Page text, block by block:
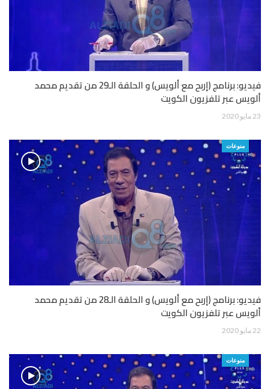
فيديو: برنامج (إربح مع ألويس) و الحلقة الـ29 من تقديم محمد
ألويس عبر تلفزيون الكويت
23 مايو 2020
منوعات
فيديو: برنامج (إربح مع ألويس) و الحلقة الـ28 من تقديم محمد
ألويس عبر تلفزيون الكويت
22 مايو 2020
منوعات